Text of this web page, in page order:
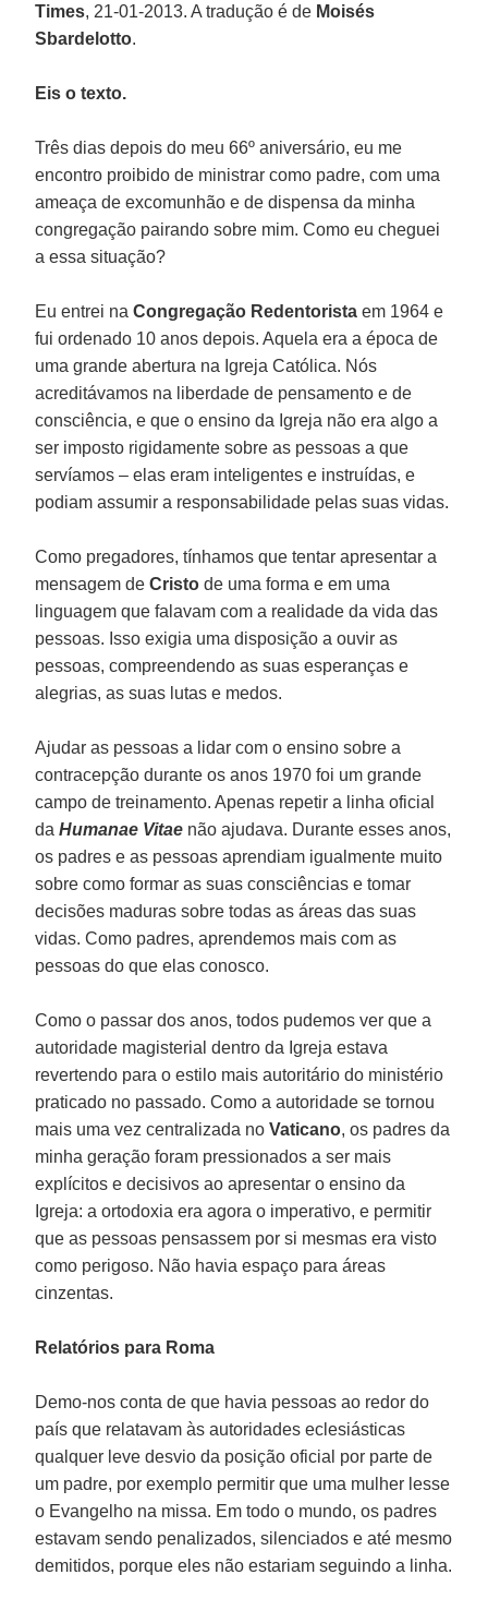
Times, 21-01-2013. A tradução é de Moisés
Sbardelotto.
Eis o texto.
Três dias depois do meu 66º aniversário, eu me
encontro proibido de ministrar como padre, com uma
ameaça de excomunhão e de dispensa da minha
congregação pairando sobre mim. Como eu cheguei
a essa situação?
Eu entrei naCongregação Redentoristaem 1964 e
fui ordenado 10 anos depois. Aquela era a época de
uma grande abertura na Igreja Católica. Nós
acreditávamos na liberdade de pensamento e de
consciência, e que o ensino da Igreja não era algo a
ser imposto rigidamente sobre as pessoas a que
servíamos – elas eram inteligentes e instruídas, e
podiam assumir a responsabilidade pelas suas vidas.
Como pregadores, tínhamos que tentar apresentar a
mensagem deCristode uma forma e em uma
linguagem que falavam com a realidade da vida das
pessoas. Isso exigia uma disposição a ouvir as
pessoas, compreendendo as suas esperanças e
alegrias, as suas lutas e medos.
Ajudar as pessoas a lidar com o ensino sobre a
contracepção durante os anos 1970 foi um grande
campo de treinamento. Apenas repetir a linha oficial
daHumanae Vitae não ajudava. Durante esses anos,
os padres e as pessoas aprendiam igualmente muito
sobre como formar as suas consciências e tomar
decisões maduras sobre todas as áreas das suas
vidas. Como padres, aprendemos mais com as
pessoas do que elas conosco.
Como o passar dos anos, todos pudemos ver que a
autoridade magisterial dentro da Igreja estava
revertendo para o estilo mais autoritário do ministério
praticado no passado. Como a autoridade se tornou
mais uma vez centralizada noVaticano, os padres da
minha geração foram pressionados a ser mais
explícitos e decisivos ao apresentar o ensino da
Igreja: a ortodoxia era agora o imperativo, e permitir
que as pessoas pensassem por si mesmas era visto
como perigoso. Não havia espaço para áreas
cinzentas.
Relatórios para Roma
Demo-nos conta de que havia pessoas ao redor do
país que relatavam às autoridades eclesiásticas
qualquer leve desvio da posição oficial por parte de
um padre, por exemplo permitir que uma mulher lesse
o Evangelho na missa. Em todo o mundo, os padres
estavam sendo penalizados, silenciados e até mesmo
demitidos, porque eles não estariam seguindo a linha.